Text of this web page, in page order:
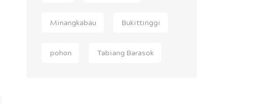
Minangkabau Bukittinggi
pohon Tabiang Barasok